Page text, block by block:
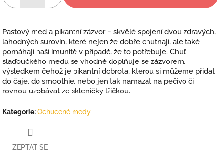
Pastový med a pikantní zázvor – skvělé spojení dvou zdravých,
lahodných surovin, které nejen že dobře chutnají, ale také
pomáhají naší imunitě v případě, že to potřebuje. Chuť
slaďoučkého medu se vhodně doplňuje se zázvorem,
výsledkem čehož je pikantní dobrota, kterou si můžeme přidat
do čaje, do smoothie, nebo jen tak namazat na pečivo či
rovnou uzobávat ze skleničky lžičkou.
Kategorie: Ochucené medy
ZEPTAT SE